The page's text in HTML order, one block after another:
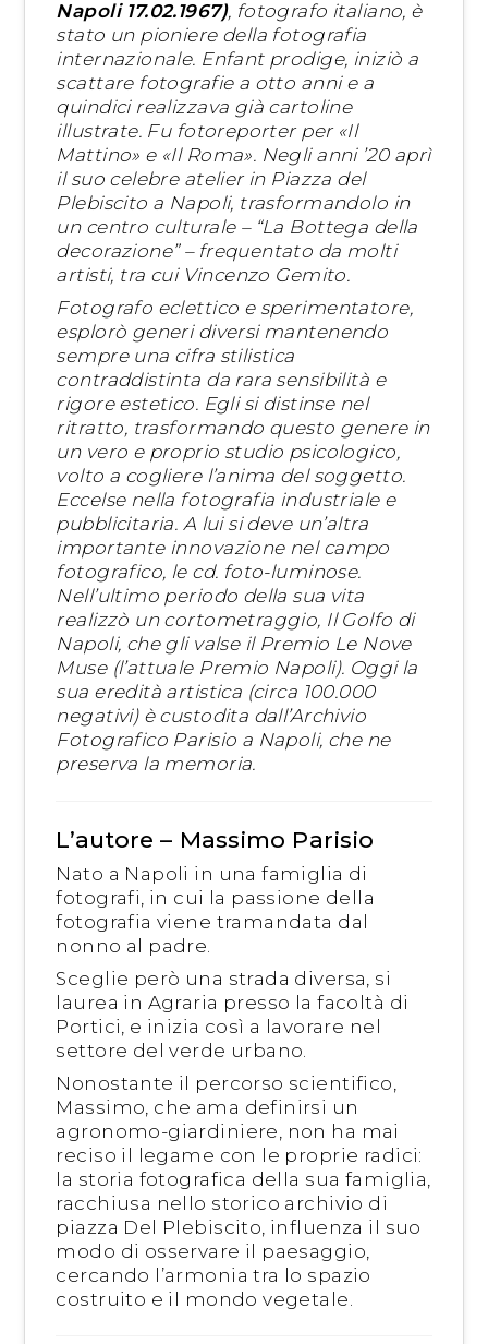
Napoli 17.02.1967), fotografo italiano, è
stato un pioniere della fotografia
internazionale. Enfant prodige, iniziò a
scattare fotografie a otto anni e a
quindici realizzava già cartoline
illustrate. Fu fotoreporter per «Il
Mattino» e «Il Roma». Negli anni ’20 aprì
il suo celebre atelier in Piazza del
Plebiscito a Napoli, trasformandolo in
un centro culturale – “La Bottega della
decorazione” – frequentato da molti
artisti, tra cui Vincenzo Gemito.
Fotografo eclettico e sperimentatore,
esplorò generi diversi mantenendo
sempre una cifra stilistica
contraddistinta da rara sensibilità e
rigore estetico. Egli si distinse nel
ritratto, trasformando questo genere in
un vero e proprio studio psicologico,
volto a cogliere l’anima del soggetto.
Eccelse nella fotografia industriale e
pubblicitaria. A lui si deve un’altra
importante innovazione nel campo
fotografico, le cd. foto-luminose.
Nell’ultimo periodo della sua vita
realizzò un cortometraggio, Il Golfo di
Napoli, che gli valse il Premio Le Nove
Muse (l’attuale Premio Napoli). Oggi la
sua eredità artistica (circa 100.000
negativi) è custodita dall’Archivio
Fotografico Parisio a Napoli, che ne
preserva la memoria.
L’autore – Massimo Parisio
Nato a Napoli in una famiglia di
fotografi, in cui la passione della
fotografia viene tramandata dal
nonno al padre.
Sceglie però una strada diversa, si
laurea in Agraria presso la facoltà di
Portici, e inizia così a lavorare nel
settore del verde urbano.
Nonostante il percorso scientifico,
Massimo, che ama definirsi un
agronomo-giardiniere, non ha mai
reciso il legame con le proprie radici:
la storia fotografica della sua famiglia,
racchiusa nello storico archivio di
piazza Del Plebiscito, influenza il suo
modo di osservare il paesaggio,
cercando l’armonia tra lo spazio
costruito e il mondo vegetale.